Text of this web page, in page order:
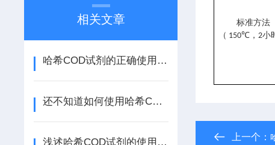
相关文章
哈希COD试剂的正确使用步骤及其注意事项介绍
还不知道如何使用哈希COD试剂？进来看
浅述哈希COD试剂的使用方法及注意事项
标准方法
（ 150℃ ，2小
上一个：